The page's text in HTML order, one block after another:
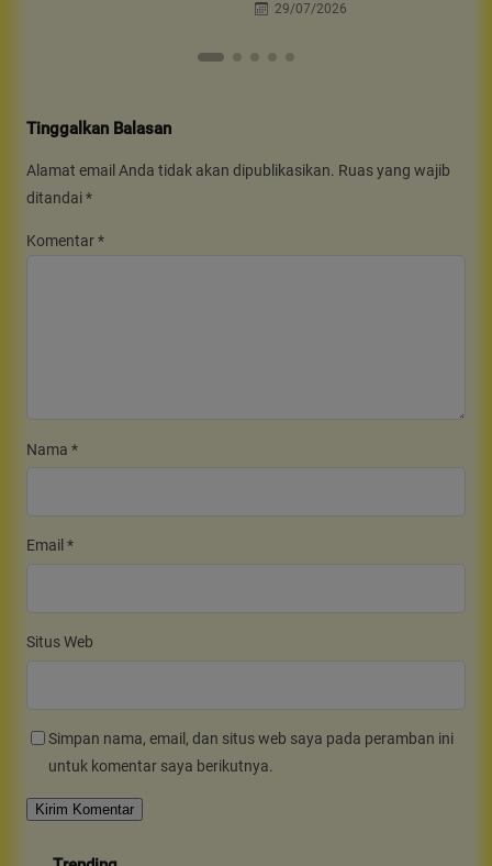
29/07/2026
Tinggalkan Balasan
Alamat email Anda tidak akan dipublikasikan. Ruas yang wajib
ditandai*
Komentar*
Nama *
Email *
Situs Web
Simpan nama, email, dan situs web saya pada peramban ini
untuk komentar saya berikutnya.